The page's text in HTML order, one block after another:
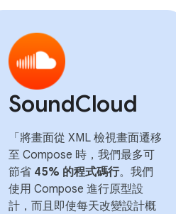
SoundCloud
「將畫面從 XML 檢視畫面遷移
至 Compose 時，我們最多可
節省 45% 的程式碼行。我們
使用 Compose 進行原型設
計，而且即使每天改變設計概